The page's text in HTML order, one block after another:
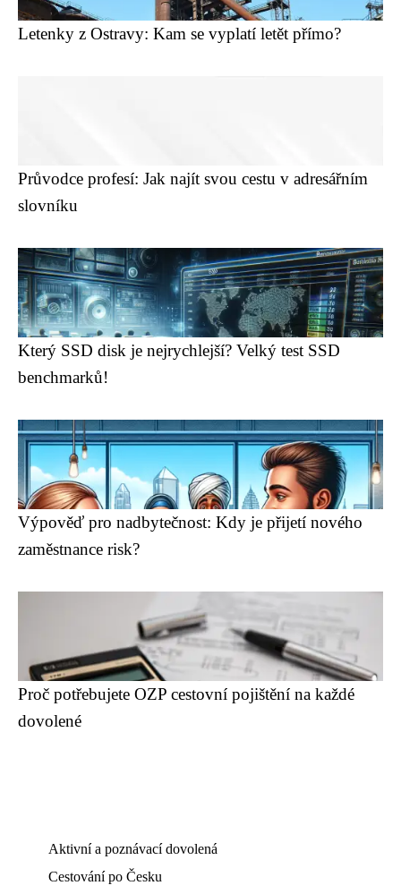
Letenky z Ostravy: Kam se vyplatí letět přímo?
Průvodce profesí: Jak najít svou cestu v adresářním
slovníku
Který SSD disk je nejrychlejší? Velký test SSD
benchmarků!
Výpověď pro nadbytečnost: Kdy je přijetí nového
zaměstnance risk?
Proč potřebujete OZP cestovní pojištění na každé
dovolené
Aktivní a poznávací dovolená
Cestování po Česku